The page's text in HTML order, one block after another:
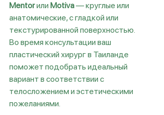
Mentor или Motiva — круглые или
анатомические, с гладкой или
текстурированной поверхностью.
Во время консультации ваш
пластический хирург в Таиланде
поможет подобрать идеальный
вариант в соответствии с
телосложением и эстетическими
пожеланиями.